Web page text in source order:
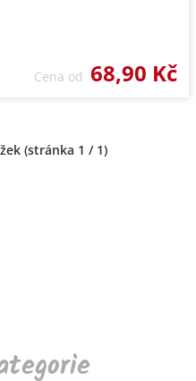
Cena od 68,90 Kč
(stránka 1 / 1)